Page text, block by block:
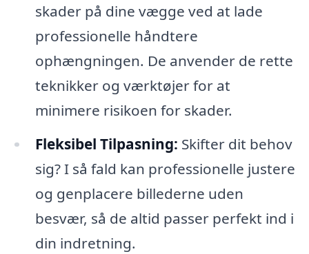
skader på dine vægge ved at lade
professionelle håndtere
ophængningen. De anvender de rette
teknikker og værktøjer for at
minimere risikoen for skader.
Fleksibel Tilpasning: Skifter dit behov
sig? I så fald kan professionelle justere
og genplacere billederne uden
besvær, så de altid passer perfekt ind i
din indretning.